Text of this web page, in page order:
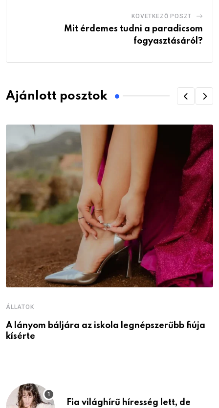
KÖVETKEZŐ POSZT
Mit érdemes tudni a paradicsom
fogyasztásáról?
Ajánlott posztok
ÁLLATOK
A lányom báljára az iskola legnépszerűbb fiúja
kísérte
Fia világhírű híresség lett, de